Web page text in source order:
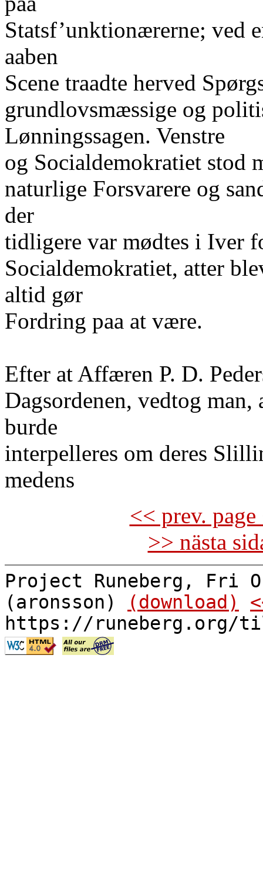
Statsf’unktionærerne; ved
aaben
Scene traadte herved
grundlovsmæssige og
Lønningssagen. Venstre
og Socialdemokratiet stod
naturlige Forsvarere og
der
tidligere var mødtes i Iver
Socialdemokratiet, atter
altid gør
Fordring paa at være.
Efter at Affæren P. D.
Dagsordenen, vedtog
burde
interpelleres om deres
medens
<< prev.
>> nästa
Project Runeberg, Fri
(aronsson)
(download)
https://runeberg.org/